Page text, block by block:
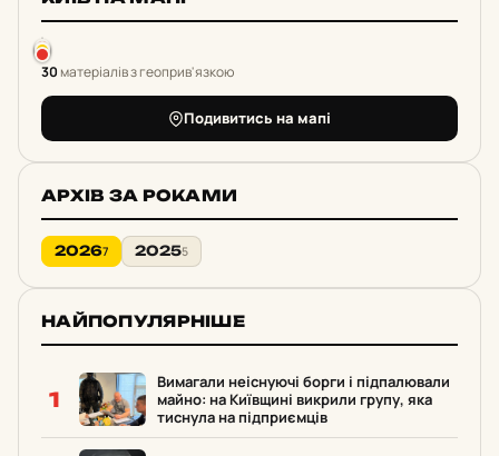
30матеріалів з геоприв'язкою
Подивитись на мапі
АРХІВ ЗА РОКАМИ
20267 20255
НАЙПОПУЛЯРНІШЕ
1
Вимагали неіснуючі борги і підпалювали
майно: на Київщині викрили групу, яка
тиснула на підприємців